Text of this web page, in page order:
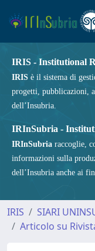
IRIS - Institutional
IRIS è il sistema di
progetti, pubblicazioni,
dell’Insubria.
IRInSubria -
IRInSubria raccoglie,
informazioni sulla
dell’Insubria anche ai
IRIS SIARI
Articolo su